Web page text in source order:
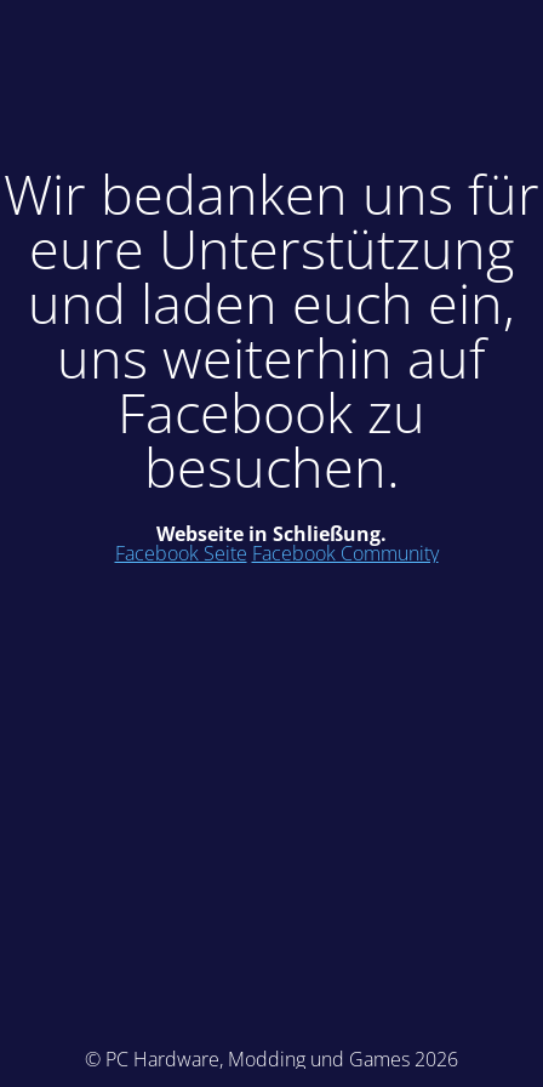
Wir bedanken uns für
eure Unterstützung
und laden euch ein,
uns weiterhin auf
Facebook zu
besuchen.
Webseite in Schließung.
Facebook Seite Facebook Community
© PC Hardware, Modding und Games 2026